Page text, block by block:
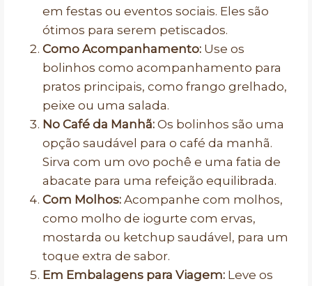
em festas ou eventos sociais. Eles são
ótimos para serem petiscados.
Como Acompanhamento: Use os
bolinhos como acompanhamento para
pratos principais, como frango grelhado,
peixe ou uma salada.
No Café da Manhã: Os bolinhos são uma
opção saudável para o café da manhã.
Sirva com um ovo pochê e uma fatia de
abacate para uma refeição equilibrada.
Com Molhos: Acompanhe com molhos,
como molho de iogurte com ervas,
mostarda ou ketchup saudável, para um
toque extra de sabor.
Em Embalagens para Viagem: Leve os